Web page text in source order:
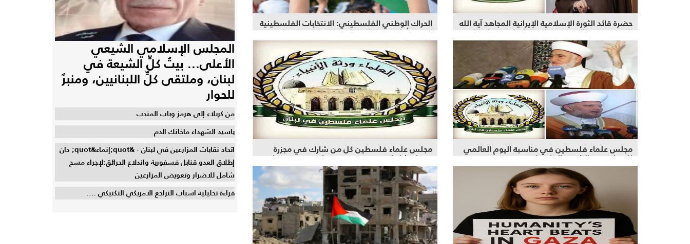
حضرة قائد الثورة الإسلامية الإيرانية المجاهد آية الله
السيد مجتبى الحسيني علي الخامنئي حفظه الله
تعالى.
الحراك الوطني الفلسطيني: الانتخابات الفلسطينية
ليست أولوية هذه المرحلة
مجلس علماء فلسطين في مناسبة اليوم العالمي
للتضامن مع الشعب الفلسطيني
مجلس علماء فلسطين كل من شارك في مجزرة
صبرا وشاتيلا مجرمي حرب وهم انفسهم من قام
بمجزرة البيجر الاجرامية
المجلس الإسلامي الشيعي
الأعلى... بيتُ كلِّ الشيعة في
لبنان، وملتقى كلِّ اللبنانيين، ومنبرٌ
للحوار
من كربلاء إلى هرمز وباب المندب
ياسيد الشهداء ماخانك الدم
اتحاد نقابات المزارعين في لبنان - &quot;إنماء&quot; دان
إطلاق العدو قنابل فسفورية واندلاع الحرائق:لإجراء مسح
شامل للاضرار وتعويض المزارعين
قراءة تحليلية اسباب التراجع الامريكي التكتيكي ….